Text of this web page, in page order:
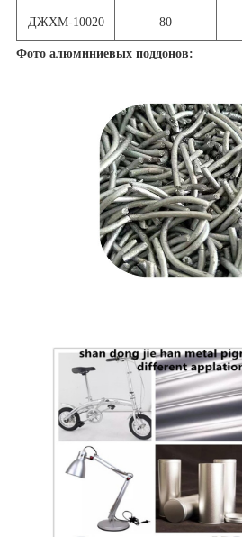
ДЖХМ-10020 80
Фото алюминиевых поддонов: